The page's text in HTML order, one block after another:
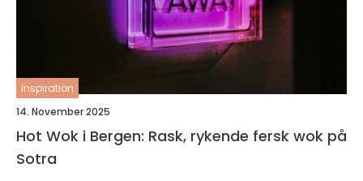
inspiration
14. November 2025
Hot Wok i Bergen: Rask, rykende fersk wok på
Sotra